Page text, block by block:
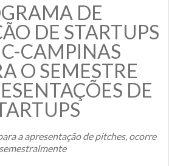
DE
DE STARTUPS
CAMPINAS
O SEMESTRE
DE
a apresentação de pitches, ocorre
semestralmente